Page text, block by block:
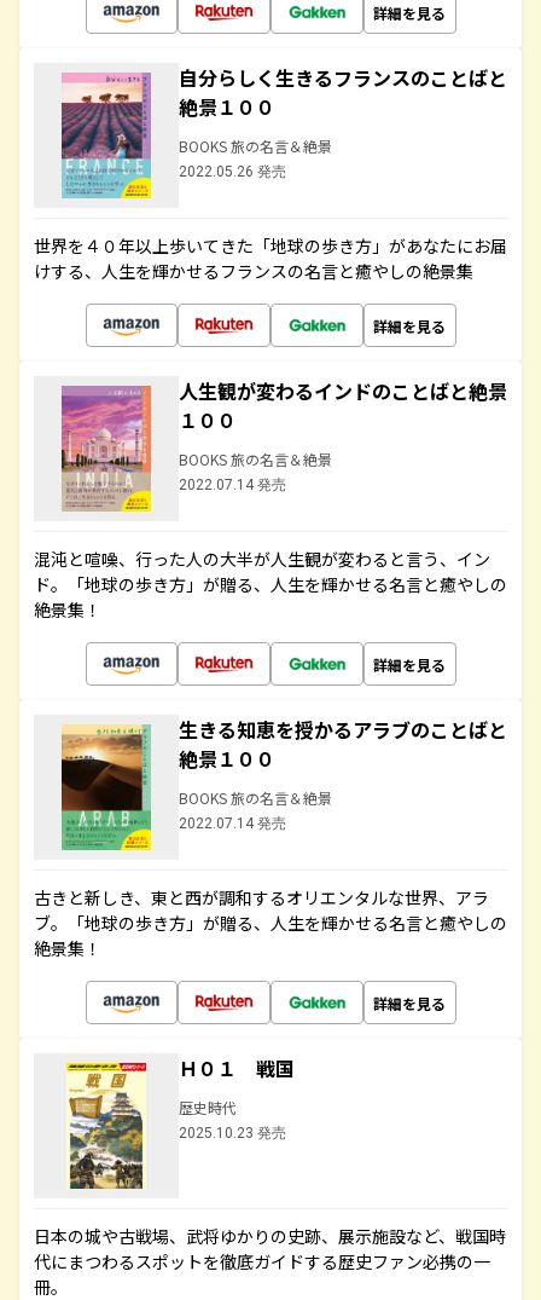
詳細を見る
自分らしく生きるフランスのことばと
絶景１００
BOOKS 旅の名言＆絶景
2022.05.26 発売
世界を４０年以上歩いてきた「地球の歩き方」があなたにお届
けする、人生を輝かせるフランスの名言と癒やしの絶景集
詳細を見る
人生観が変わるインドのことばと絶景
１００
BOOKS 旅の名言＆絶景
2022.07.14 発売
混沌と喧噪、行った人の大半が人生観が変わると言う、イン
ド。「地球の歩き方」が贈る、人生を輝かせる名言と癒やしの
絶景集！
詳細を見る
生きる知恵を授かるアラブのことばと
絶景１００
BOOKS 旅の名言＆絶景
2022.07.14 発売
古きと新しき、東と西が調和するオリエンタルな世界、アラ
ブ。「地球の歩き方」が贈る、人生を輝かせる名言と癒やしの
絶景集！
詳細を見る
Ｈ０１ 戦国
歴史時代
2025.10.23 発売
日本の城や古戦場、武将ゆかりの史跡、展示施設など、戦国時
代にまつわるスポットを徹底ガイドする歴史ファン必携の一
冊。